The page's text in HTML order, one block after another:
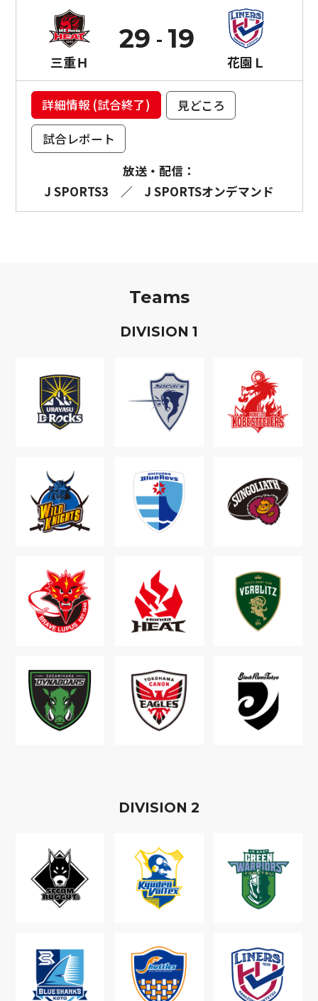
三重Ｈ
29
花園Ｌ
19
詳細情報 (試合終了)
見どころ
試合レポート
放送・配信：
J SPORTS3
／ J SPORTSオンデマンド
Teams
DIVISION 1
DIVISION 2